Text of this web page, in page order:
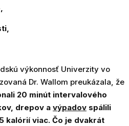
výkonnosť Univerzity vo
Dr. Wallom preukázala, že
20 minút intervalového
drepov a výpadov spálili
kalórií viac. Čo je dvakrát